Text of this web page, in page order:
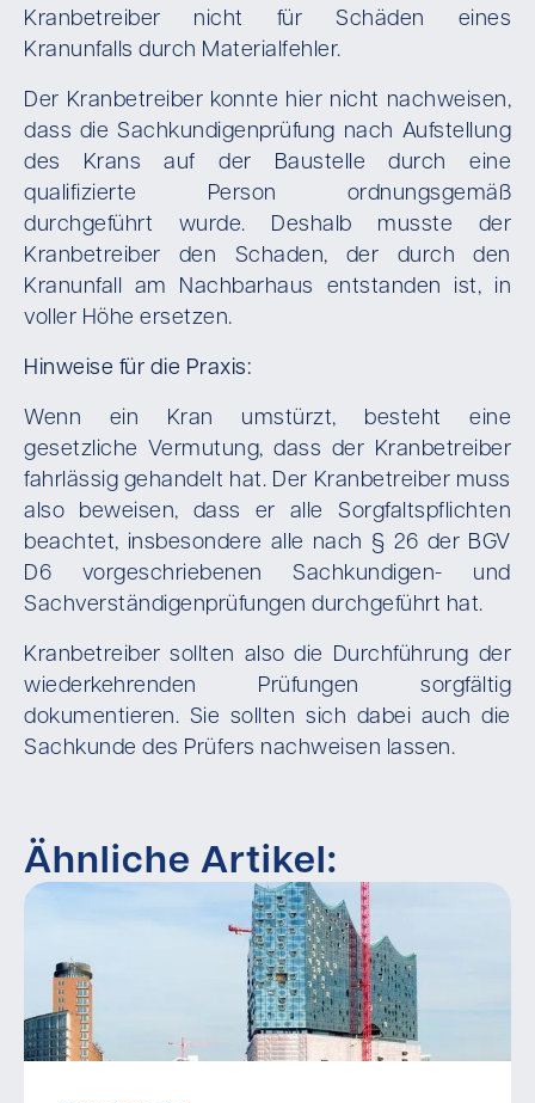
Kranbetreiber nicht für Schäden eines
Kranunfalls durch Materialfehler.
Der Kranbetreiber konnte hier nicht nachweisen,
dass die Sachkundigenprüfung nach Aufstellung
des Krans auf der Baustelle durch eine
qualifizierte Person ordnungsgemäß
durchgeführt wurde. Deshalb musste der
Kranbetreiber den Schaden, der durch den
Kranunfall am Nachbarhaus entstanden ist, in
voller Höhe ersetzen.
Hinweise für die Praxis:
Wenn ein Kran umstürzt, besteht eine
gesetzliche Vermutung, dass der Kranbetreiber
fahrlässig gehandelt hat. Der Kranbetreiber muss
also beweisen, dass er alle Sorgfaltspflichten
beachtet, insbesondere alle nach § 26 der BGV
D6 vorgeschriebenen Sachkundigen- und
Sachverständigenprüfungen durchgeführt hat.
Kranbetreiber sollten also die Durchführung der
wiederkehrenden Prüfungen sorgfältig
dokumentieren. Sie sollten sich dabei auch die
Sachkunde des Prüfers nachweisen lassen.
Ähnliche Artikel: